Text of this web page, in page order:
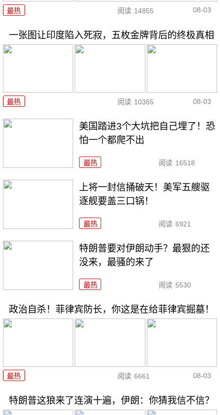
最热 阅读 14855 08-03
一张图让印度陷入死寂，五枚金牌背后的终极真相
最热 阅读 10365 08-03
美国踏进3个大坑把自己埋了！恐
怕一个都爬不出
最热 阅读 16518
上将一封信捅破天！美军五艘驱
逐舰要盖三口锅！
最热 阅读 6921
特朗普要对伊朗动手？最狠的还
没来，最骚的来了
最热 阅读 5530
政治自杀！菲律宾防长，你这是在给菲律宾掘墓！
最热 阅读 6661 08-03
特朗普这狼来了连演十遍，伊朗：你猜我信不信？